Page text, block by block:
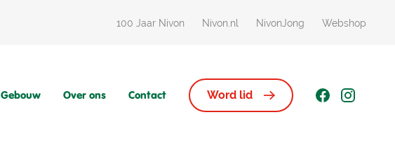
100 Jaar Nivon Nivon.nl NivonJong Webshop
Gebouw Over ons Contact Word lid